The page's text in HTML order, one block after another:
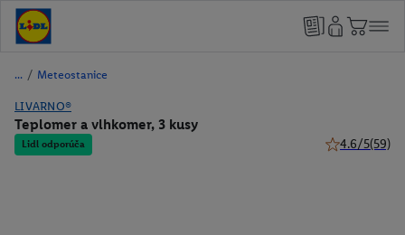
/ Meteostanice
LIVARNO®
Teplomer a vlhkomer, 3 kusy
Lidl odporúča 4.6/5(59)